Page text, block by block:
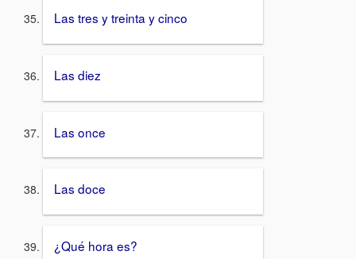
Las tres y treinta y cinco
Las diez
Las once
Las doce
¿Qué hora es?